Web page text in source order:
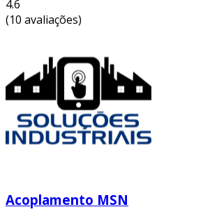
personalizado!
4.6
(10 avaliações)
Acoplamento MSN